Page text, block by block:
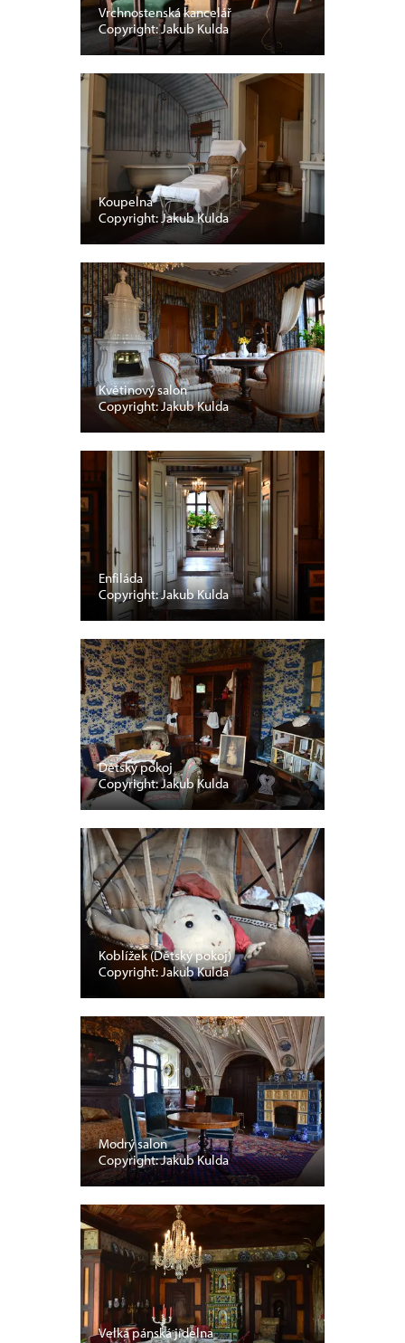
Vrchnostenská kancelář
Copyright: Jakub Kulda
Koupelna
Copyright: Jakub Kulda
Květinový salon
Copyright: Jakub Kulda
Enfiláda
Copyright: Jakub Kulda
Dětský pokoj
Copyright: Jakub Kulda
Koblížek (Dětský pokoj)
Copyright: Jakub Kulda
Modrý salon
Copyright: Jakub Kulda
Velká pánská jídelna